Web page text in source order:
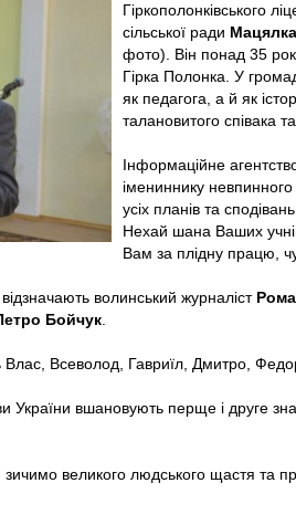
Гіркополонківського
сільської ради
фото). Він понад 35
Гірка Полонка. У
як педагога, а й як
талановитого співака та
Інформаційне
імениннику
усіх планів та
Нехай шана Ваших
Вам за плідну працю,
волинський журналіст
Бойчук
Влас, Всеволод, Гавриїл, Дмитро,
України вшановують перще і друге
зичимо великого людського щастя та